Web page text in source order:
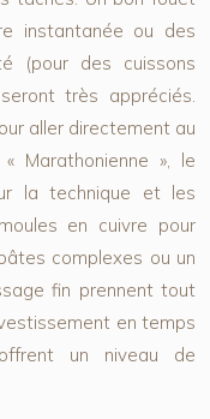
instantanée ou des
(pour des cuissons
très appréciés.
aller directement au
Marathonienne », le
la technique et les
en cuivre pour
complexes ou un
fin prennent tout
en temps
un niveau de